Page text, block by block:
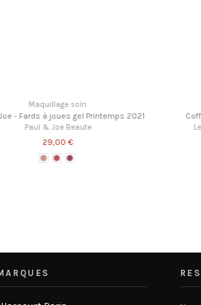
Paul & Joe - Blush poudre 09 (recharge) - Fou